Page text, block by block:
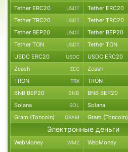
Tether ERC20 USDT Tether ERC20
Tether TRC20 USDT Tether TRC20
Tether BEP20 USDT Tether BEP20
Tether TON USDT Tether TON
USDC ERC20 USDC USDC ERC20
Zcash ZEC Zcash
TRON TRX TRON
BNB BEP20 BNB BNB BEP20
Solana SOL Solana
Gram (Toncoin) GRAM Gram (Toncoin)
Электронные деньги
WebMoney WMZ WebMoney